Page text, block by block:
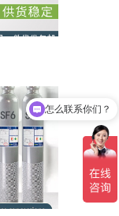
你们可以定做标准气体吗？